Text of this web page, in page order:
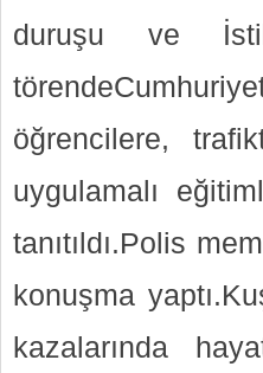
duruşu ve
öğrencilere,
uygulamalı
tanıtıldı.Polis
konuşma
kazalarında